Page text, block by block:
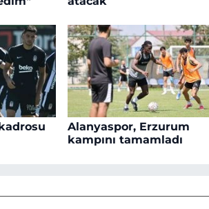
Alanyaspor, Erzurum
kampını tamamladı